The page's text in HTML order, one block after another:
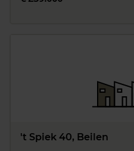
't Spiek 40, Beilen